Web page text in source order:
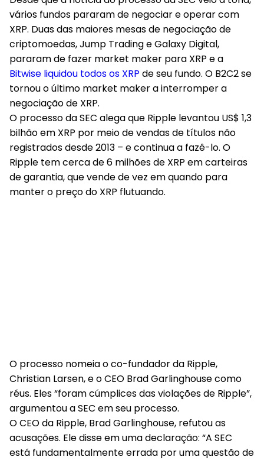
vários fundos pararam de negociar e operar com
XRP. Duas das maiores mesas de negociação de
criptomoedas, Jump Trading e Galaxy Digital,
pararam de fazer market maker para XRP e a
Bitwise liquidou todos os XRP de seu fundo. O B2C2 se
tornou o último market maker a interromper a
negociação de XRP.
O processo da SEC alega que Ripple levantou US$ 1,3
bilhão em XRP por meio de vendas de títulos não
registrados desde 2013 – e continua a fazê-lo. O
Ripple tem cerca de 6 milhões de XRP em carteiras
de garantia, que vende de vez em quando para
manter o preço do XRP flutuando.
O processo nomeia o co-fundador da Ripple,
Christian Larsen, e o CEO Brad Garlinghouse como
réus. Eles “foram cúmplices das violações de Ripple”,
argumentou a SEC em seu processo.
O CEO da Ripple, Brad Garlinghouse, refutou as
acusações. Ele disse em uma declaração: “A SEC
está fundamentalmente errada por uma questão de